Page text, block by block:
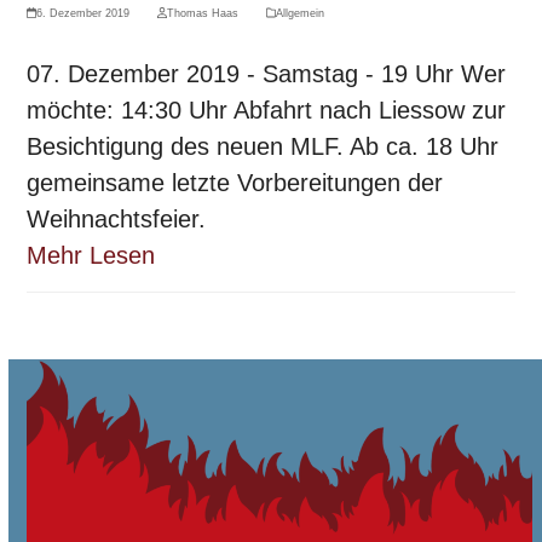
6. Dezember 2019 Thomas Haas Allgemein
07. Dezember 2019 - Samstag - 19 Uhr Wer
möchte: 14:30 Uhr Abfahrt nach Liessow zur
Besichtigung des neuen MLF. Ab ca. 18 Uhr
gemeinsame letzte Vorbereitungen der
Weihnachtsfeier.
Mehr Lesen